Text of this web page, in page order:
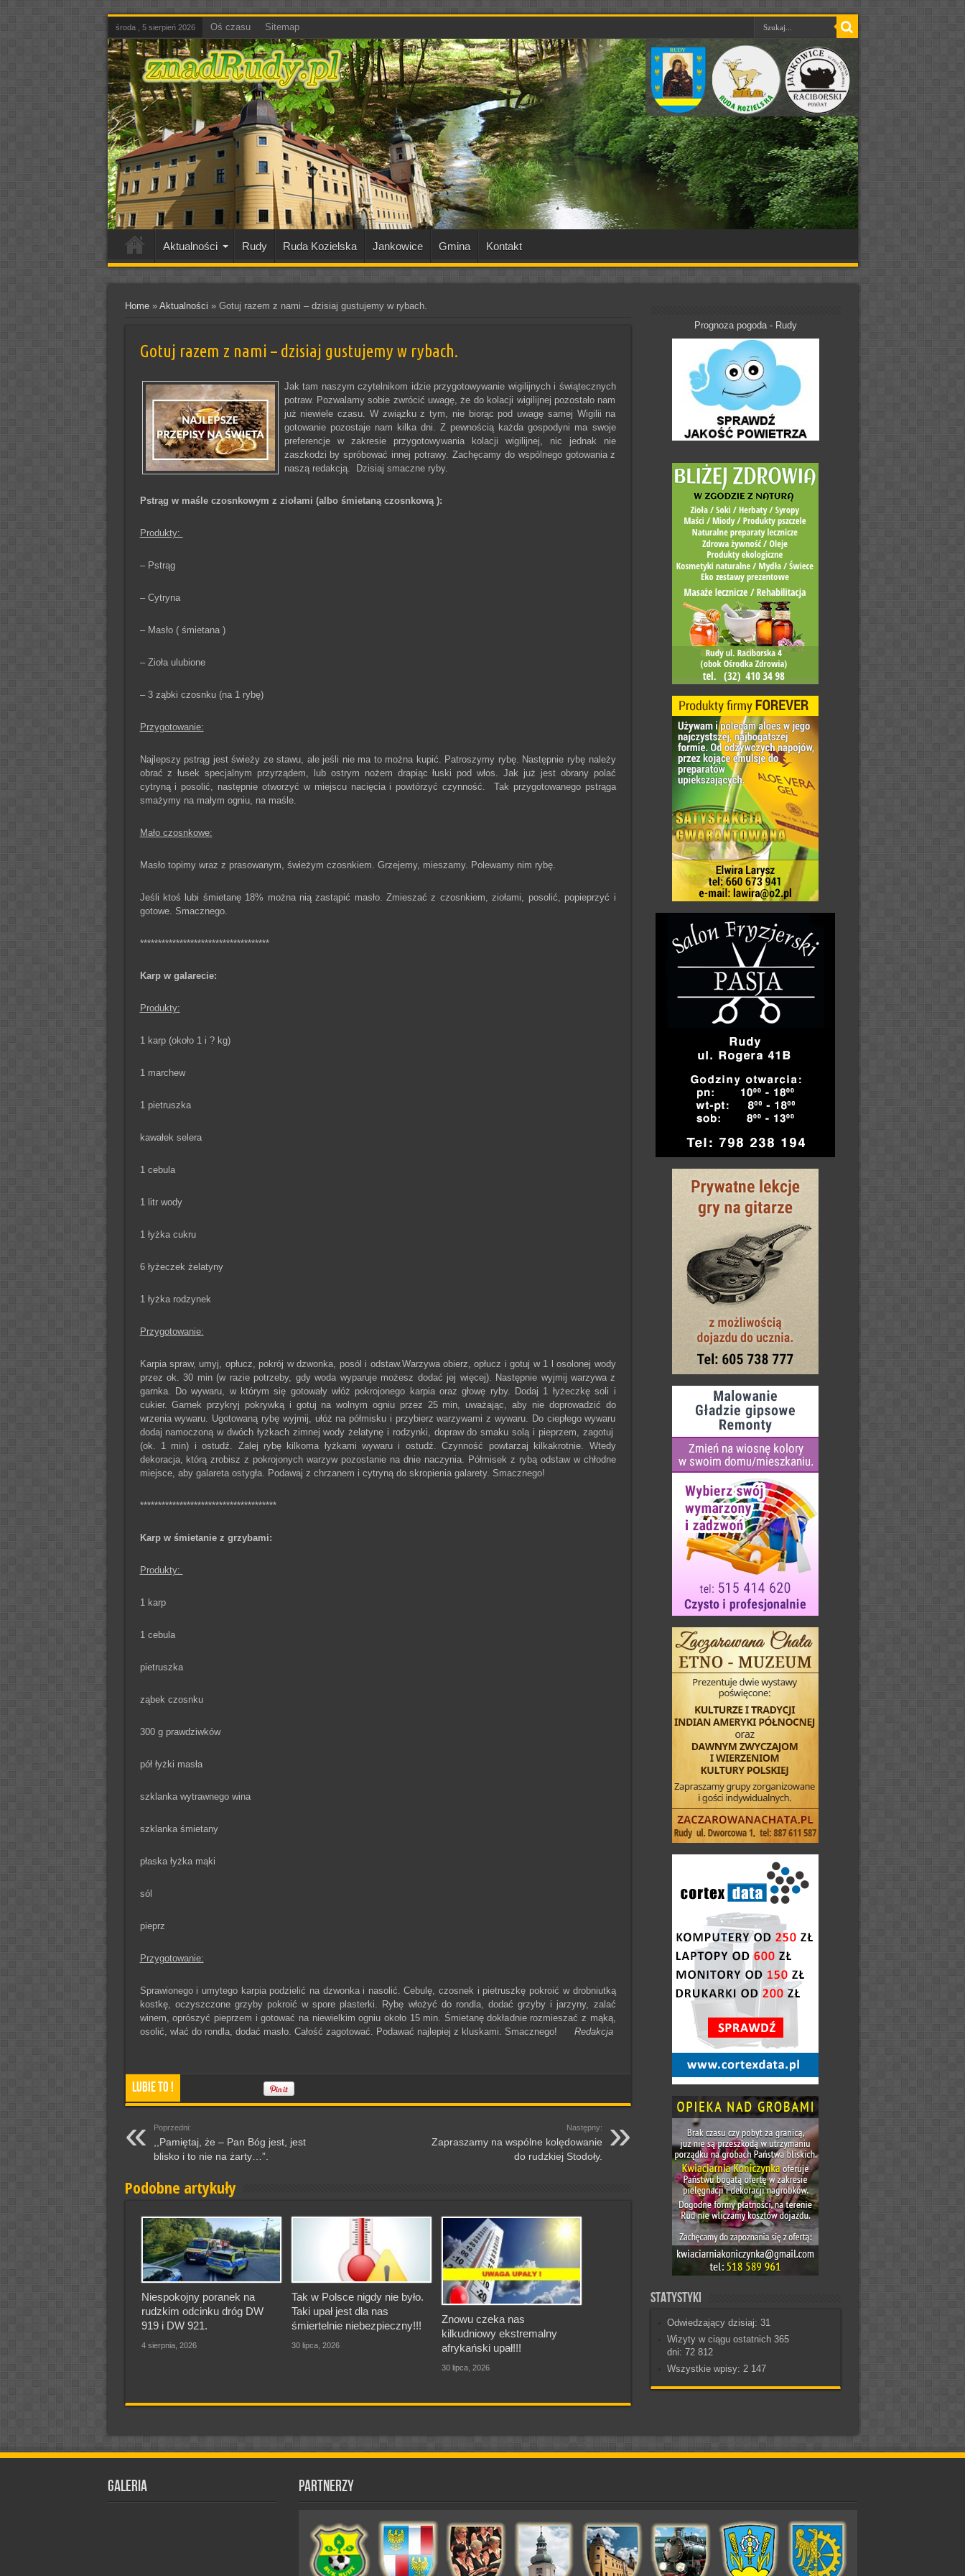
środa , 5 sierpień 2026 Oś czasu Sitemap
Aktualności Rudy Ruda Kozielska Jankowice Gmina Kontakt
Home» Aktualności » Gotuj razem z nami – dzisiaj gustujemy w rybach.
Gotuj razem z nami – dzisiaj gustujemy w rybach.
Jak tam naszym czytelnikom idzie przygotowywanie wigilijnych i świątecznych
potraw. Pozwalamy sobie zwrócić uwagę, że do kolacji wigilijnej pozostało nam
już niewiele czasu. W związku z tym, nie biorąc pod uwagę samej Wigilii na
gotowanie pozostaje nam kilka dni. Z pewnością każda gospodyni ma swoje
preferencje w zakresie przygotowywania kolacji wigilijnej, nic jednak nie
zaszkodzi by spróbować innej potrawy. Zachęcamy do wspólnego gotowania z
naszą redakcją. Dzisiaj smaczne ryby.
Pstrąg w maśle czosnkowym z ziołami (albo śmietaną czosnkową ):
Produkty:
– Pstrąg
– Cytryna
– Masło ( śmietana )
– Zioła ulubione
– 3 ząbki czosnku (na 1 rybę)
Przygotowanie:
Najlepszy pstrąg jest świeży ze stawu, ale jeśli nie ma to można kupić. Patroszymy rybę. Następnie rybę należy
obrać z łusek specjalnym przyrządem, lub ostrym nożem drapiąc łuski pod włos. Jak już jest obrany polać
cytryną i posolić, następnie otworzyć w miejscu nacięcia i powtórzyć czynność. Tak przygotowanego pstrąga
smażymy na małym ogniu, na maśle.
Mało czosnkowe:
Masło topimy wraz z prasowanym, świeżym czosnkiem. Grzejemy, mieszamy. Polewamy nim rybę.
Jeśli ktoś lubi śmietanę 18% można nią zastąpić masło. Zmieszać z czosnkiem, ziołami, posolić, popieprzyć i
gotowe. Smacznego.
************************************
Karp w galarecie:
Produkty:
1 karp (około 1 i ? kg)
1 marchew
1 pietruszka
kawałek selera
1 cebula
1 litr wody
1 łyżka cukru
6 łyżeczek żelatyny
1 łyżka rodzynek
Przygotowanie:
Karpia spraw, umyj, opłucz, pokrój w dzwonka, posól i odstaw.Warzywa obierz, opłucz i gotuj w 1 l osolonej wody
przez ok. 30 min (w razie potrzeby, gdy woda wyparuje możesz dodać jej więcej). Następnie wyjmij warzywa z
garnka. Do wywaru, w którym się gotowały włóż pokrojonego karpia oraz głowę ryby. Dodaj 1 łyżeczkę soli i
cukier. Garnek przykryj pokrywką i gotuj na wolnym ogniu przez 25 min, uważając, aby nie doprowadzić do
wrzenia wywaru. Ugotowaną rybę wyjmij, ułóż na półmisku i przybierz warzywami z wywaru. Do ciepłego wywaru
dodaj namoczoną w dwóch łyżkach zimnej wody żelatynę i rodzynki, dopraw do smaku solą i pieprzem, zagotuj
(ok. 1 min) i ostudź. Zalej rybę kilkoma łyżkami wywaru i ostudź. Czynność powtarzaj kilkakrotnie. Wtedy
dekoracja, którą zrobisz z pokrojonych warzyw pozostanie na dnie naczynia. Półmisek z rybą odstaw w chłodne
miejsce, aby galareta ostygła. Podawaj z chrzanem i cytryną do skropienia galarety. Smacznego!
**************************************
Karp w śmietanie z grzybami:
Produkty:
1 karp
1 cebula
pietruszka
ząbek czosnku
300 g prawdziwków
pół łyżki masła
szklanka wytrawnego wina
szklanka śmietany
płaska łyżka mąki
sól
pieprz
Przygotowanie:
Sprawionego i umytego karpia podzielić na dzwonka i nasolić. Cebulę, czosnek i pietruszkę pokroić w drobniutką
kostkę, oczyszczone grzyby pokroić w spore plasterki. Rybę włożyć do rondla, dodać grzyby i jarzyny, zalać
winem, oprószyć pieprzem i gotować na niewielkim ogniu około 15 min. Śmietanę dokładnie rozmieszać z mąką,
osolić, wlać do rondla, dodać masło. Całość zagotować. Podawać najlepiej z kluskami. Smacznego! Redakcja
Lubie To !
Poprzedni:
,,Pamiętaj, że – Pan Bóg jest, jest
blisko i to nie na żarty…”.
Następny:
Zapraszamy na wspólne kolędowanie
do rudzkiej Stodoły.
Podobne artykuły
Niespokojny poranek na
rudzkim odcinku dróg DW
919 i DW 921.
4 sierpnia, 2026
Tak w Polsce nigdy nie było.
Taki upał jest dla nas
śmiertelnie niebezpieczny!!!
30 lipca, 2026
Znowu czeka nas
kilkudniowy ekstremalny
afrykański upał!!!
30 lipca, 2026
Prognoza pogoda - Rudy
Statystyki
Odwiedzający dzisiaj: 31
Wizyty w ciągu ostatnich 365
dni: 72 812
Wszystkie wpisy: 2 147
Galeria Partnerzy